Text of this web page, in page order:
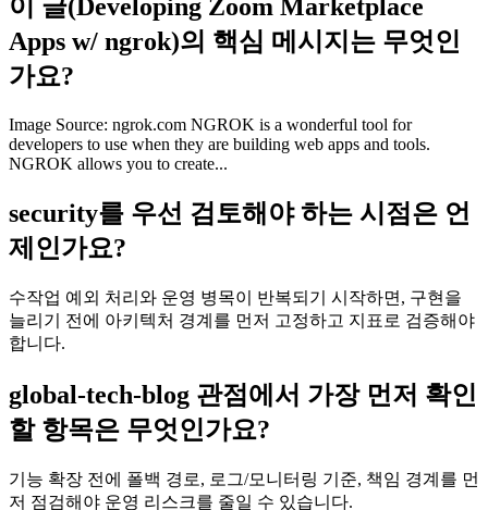
이 글(Developing Zoom Marketplace
Apps w/ ngrok)의 핵심 메시지는 무엇인
가요?
Image Source: ngrok.com NGROK is a wonderful tool for
developers to use when they are building web apps and tools.
NGROK allows you to create...
security를 우선 검토해야 하는 시점은 언
제인가요?
수작업 예외 처리와 운영 병목이 반복되기 시작하면, 구현을
늘리기 전에 아키텍처 경계를 먼저 고정하고 지표로 검증해야
합니다.
global-tech-blog 관점에서 가장 먼저 확인
할 항목은 무엇인가요?
기능 확장 전에 폴백 경로, 로그/모니터링 기준, 책임 경계를 먼
저 점검해야 운영 리스크를 줄일 수 있습니다.